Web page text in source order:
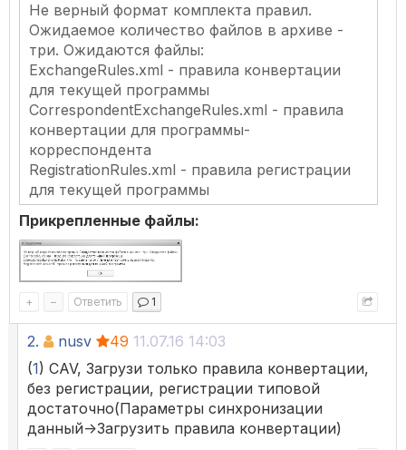
Не верный формат комплекта правил.
Ожидаемое количество файлов в архиве -
три. Ожидаются файлы:
ExchangeRules.xml - правила конвертации
для текущей программы
CorrespondentExchangeRules.xml - правила
конвертации для программы-
корреспондента
RegistrationRules.xml - правила регистрации
для текущей программы
Прикрепленные файлы:
+ – Ответить 1
2. nusv 49 11.07.16 14:03
(1) CAV, Загрузи только правила конвертации,
без регистрации, регистрации типовой
достаточно(Параметры синхронизации
данный->Загрузить правила конвертации)